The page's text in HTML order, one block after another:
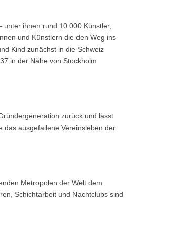
ihnen rund 10.000 Künstler,
und Künstlern die den Weg ins
Kind zunächst in die Schweiz
in der Nähe von Stockholm
zurück und lässt
das ausgefallene Vereinsleben der
Metropolen der Welt dem
Schichtarbeit und Nachtclubs sind